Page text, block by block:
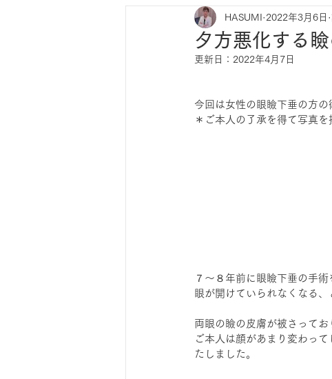
夕方悪化する
HASUMI 2022年3月6日
更新日： 2022年4月7日
今回は女性の眼瞼下垂の方の
＊ご本人の了承を得て写真
７～８年前に眼瞼下垂の手
眼が開けていられなくなる、
両眼の瞼の皮膚が被さって
ご本人は顔があまり変わっ
たしました。